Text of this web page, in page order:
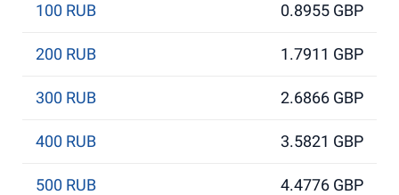
100 RUB 0.8955 GBP
200 RUB 1.7911 GBP
300 RUB 2.6866 GBP
400 RUB 3.5821 GBP
500 RUB 4.4776 GBP